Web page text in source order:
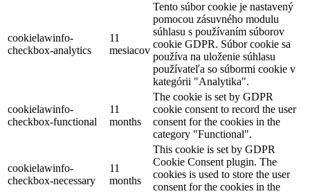
cookielawinfo-
checkbox-analytics
11
mesiacov
Tento súbor cookie je nastavený
pomocou zásuvného modulu
súhlasu s používaním súborov
cookie GDPR. Súbor cookie sa
používa na uloženie súhlasu
používateľa so súbormi cookie v
kategórii "Analytika".
cookielawinfo-
checkbox-functional
11
months
The cookie is set by GDPR
cookie consent to record the user
consent for the cookies in the
category "Functional".
cookielawinfo-
checkbox-necessary
11
months
This cookie is set by GDPR
Cookie Consent plugin. The
cookies is used to store the user
consent for the cookies in the